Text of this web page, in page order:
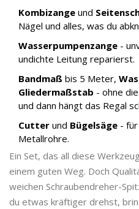
Kombizange und
Nägel und alles, was du
Wasserpumpenzange -
undichte Leitung reparierst.
Bandmaß bis 5 Meter,
Gliedermaßstab - ohne
und dann hängt das Regal
Cutter und Bügelsäge -
Metallrohre.
Ein Set, das all diese
einem guten Weg. Doch
weichen Schraubendreher-
du etwas kräftiger drehst,